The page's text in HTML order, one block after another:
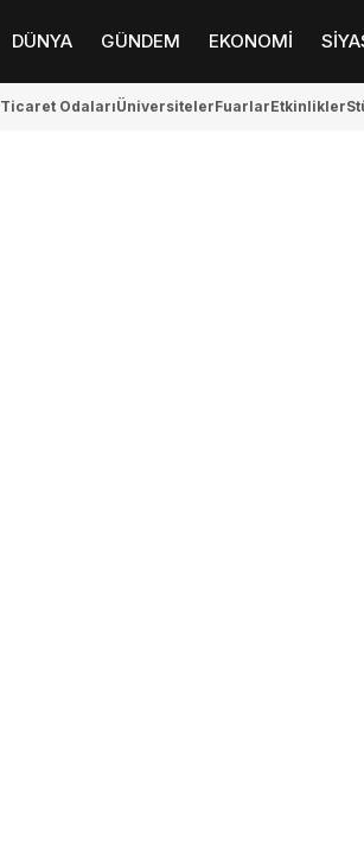
DÜNYA GÜNDEM EKONOMİ
Ticaret OdalarıÜniversitelerFuarlarEtkinlikler